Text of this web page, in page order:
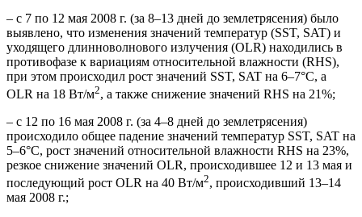
– с 7 по 12 мая 2008 г. (за 8–13 дней до землетрясения) было
выявлено, что изменения значений температур (SST, SAT) и
уходящего длинноволнового излучения (OLR) находились в
противофазе к вариациям относительной влажности (RHS),
при этом происходил рост значений SST, SAT на 6–7°C, а
OLR на 18 Вт/м2, а также снижение значений RHS на 21%;
– с 12 по 16 мая 2008 г. (за 4–8 дней до землетрясения)
происходило общее падение значений температур SST, SAT на
5–6°C, рост значений относительной влажности RHS на 23%,
резкое снижение значений OLR, происходившее 12 и 13 мая и
последующий рост OLR на 40 Вт/м2, происходивший 13–14
мая 2008 г.;